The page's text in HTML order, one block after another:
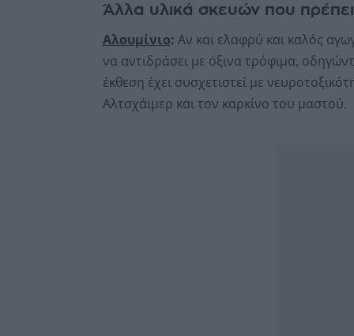
Άλλα υλικά σκευών που
Αλουμίνιο: Αν και ελαφρύ και καλός
να αντιδράσει με όξινα τρόφιμα,
έκθεση έχει συσχετιστεί με
Αλτσχάιμερ και τον καρκίνο του μαστού.